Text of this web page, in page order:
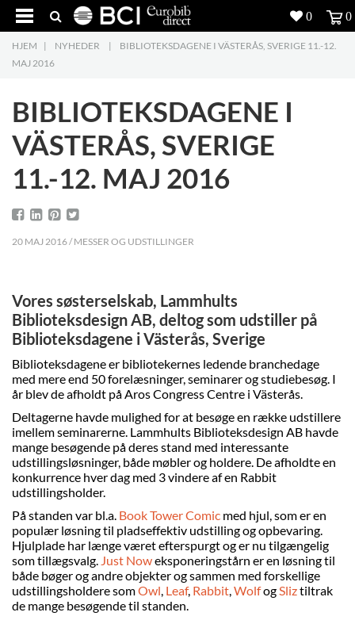
5
Produkter
Inspiration
Download
Om os
Kontakt os
HJEM | NYHEDER |
BIBLIOTEKSDAGENE I VÄSTERÅS, SVERIGE 11.-12.
MAJ 2016
BIBLIOTEKSDAGENE I
VÄSTERÅS, SVERIGE
11.-12. MAJ 2016
20 MAJ 2016 / MESSER OG UDSTILLINGER
Vores søsterselskab, Lammhults
Biblioteksdesign AB, deltog som udstiller på
Biblioteksdagene i Västerås, Sverige
Biblioteksdagene er bibliotekernes ledende branchedage
med mere end 50 forelæsninger, seminarer og studiebesøg. I
år blev de afholdt på Aros Congress Centre i Västerås.
Deltagerne havde mulighed for at besøge en række udstillere
imellem seminarerne. Lammhults Biblioteksdesign AB havde
mange besøgende på deres stand med interessante
udstillingsløsninger, både møbler og holdere. De afholdte en
konkurrence hver dag med 3 vindere af en Rabbit
udstillingsholder.
På standen var bl.a. Book Tower Comic med hjul, som er en
populær løsning til pladseffektiv udstilling og opbevaring.
Hjulplade har længe været efterspurgt og er nu tilgængelig
som tillægsvalg. Just Noweksponeringstårn er en løsning til
både bøger og andre objekter og sammen med forskellige
udstillingsholdere somOwl, Leaf, Rabbit,WolfogSliztiltrak
de mange besøgende til standen.
0 0